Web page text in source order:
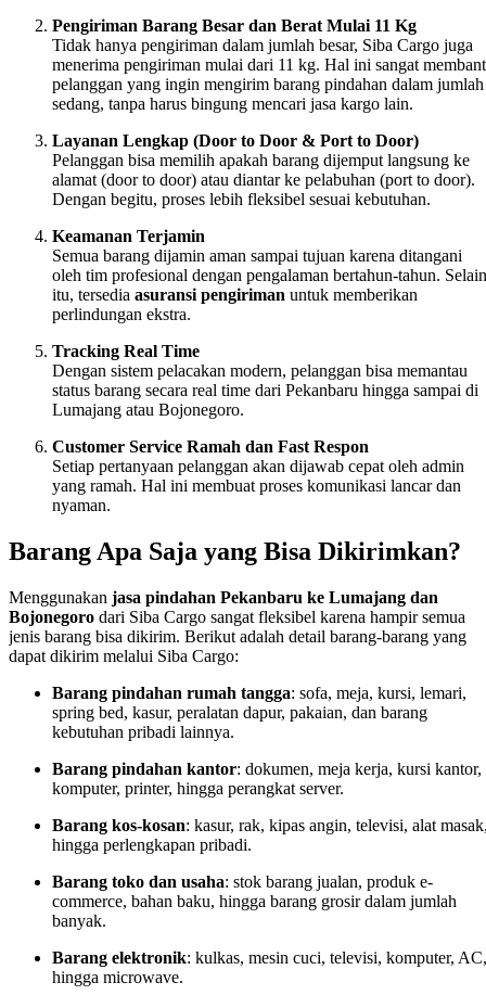
Pengiriman Barang Besar dan Berat Mulai 11 Kg
Tidak hanya pengiriman dalam jumlah besar, Siba Cargo juga
menerima pengiriman mulai dari 11 kg. Hal ini sangat
pelanggan yang ingin mengirim barang pindahan dalam jumlah
sedang, tanpa harus bingung mencari jasa kargo lain.
Layanan Lengkap (Door to Door & Port to Door)
Pelanggan bisa memilih apakah barang dijemput langsung ke
alamat (door to door) atau diantar ke pelabuhan (port to door).
Dengan begitu, proses lebih fleksibel sesuai kebutuhan.
Keamanan Terjamin
Semua barang dijamin aman sampai tujuan karena ditangani
oleh tim profesional dengan pengalaman bertahun-tahun. Selain
itu, tersedia asuransi pengiriman untuk memberikan
perlindungan ekstra.
Tracking Real Time
Dengan sistem pelacakan modern, pelanggan bisa memantau
status barang secara real time dari Pekanbaru hingga sampai di
Lumajang atau Bojonegoro.
Customer Service Ramah dan Fast Respon
Setiap pertanyaan pelanggan akan dijawab cepat oleh admin
yang ramah. Hal ini membuat proses komunikasi lancar dan
nyaman.
Barang Apa Saja yang Bisa Dikirimkan?
Menggunakan jasa pindahan Pekanbaru ke Lumajang dan
Bojonegoro dari Siba Cargo sangat fleksibel karena hampir semua
jenis barang bisa dikirim. Berikut adalah detail barang-barang yang
dapat dikirim melalui Siba Cargo:
Barang pindahan rumah tangga: sofa, meja, kursi, lemari,
spring bed, kasur, peralatan dapur, pakaian, dan barang
kebutuhan pribadi lainnya.
Barang pindahan kantor: dokumen, meja kerja, kursi kantor,
komputer, printer, hingga perangkat server.
Barang kos-kosan: kasur, rak, kipas angin, televisi, alat
hingga perlengkapan pribadi.
Barang toko dan usaha: stok barang jualan, produk e-
commerce, bahan baku, hingga barang grosir dalam jumlah
banyak.
Barang elektronik: kulkas, mesin cuci, televisi, komputer, AC,
hingga microwave.